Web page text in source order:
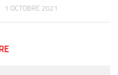
1 OCTOBRE 2021